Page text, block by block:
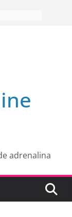
que
Excelente
!!
adrenalina